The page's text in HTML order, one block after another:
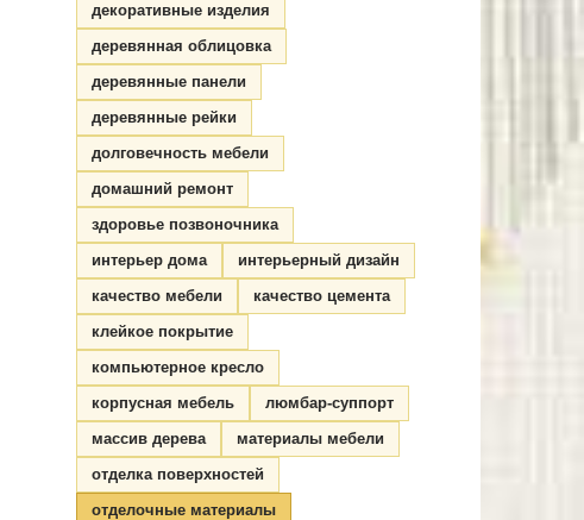
декоративные изделия
деревянная облицовка
деревянные панели
деревянные рейки
долговечность мебели
домашний ремонт
здоровье позвоночника
интерьер дома
интерьерный дизайн
качество мебели
качество цемента
клейкое покрытие
компьютерное кресло
корпусная мебель
люмбар-суппорт
массив дерева
материалы мебели
отделка поверхностей
отделочные материалы